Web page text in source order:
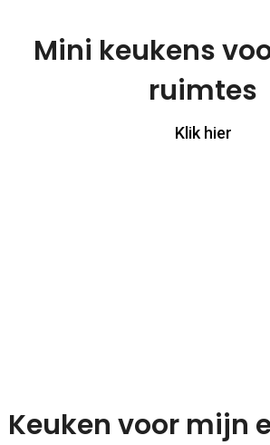
Mini keukens
ruimtes
Klik hier
Keuken voor mijn